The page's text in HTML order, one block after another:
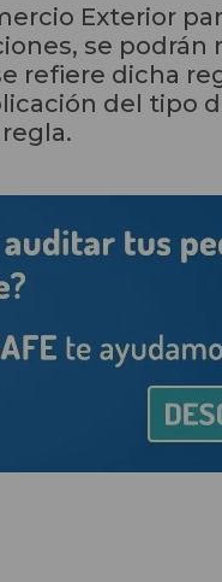
Exterior
se podrán
refiere dicha
del tipo